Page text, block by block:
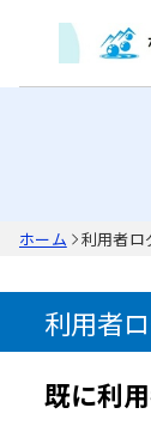
ホーム 利用者ロ
利用者
既に利